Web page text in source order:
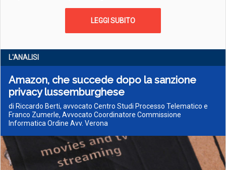
LEGGI SUBITO
L'ANALISI
Amazon, che succede dopo la sanzione
privacy lussemburghese
di Riccardo Berti, avvocato Centro Studi Processo Telematico e
Franco Zumerle, Avvocato Coordinatore Commissione
Informatica Ordine Avv. Verona